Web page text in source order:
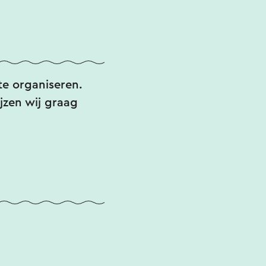
graden hoger
geoogst,
organiseren.
wij graag